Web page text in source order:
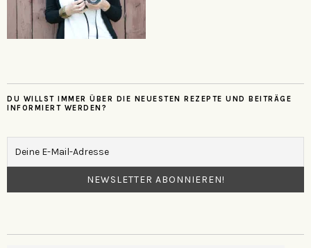
DU WILLST IMMER ÜBER DIE NEUESTEN REZEPTE UND BEITRÄGE
INFORMIERT WERDEN?